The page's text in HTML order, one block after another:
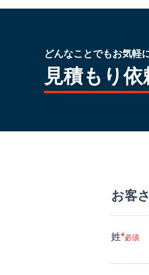
どんなことでもお気軽
見積もり